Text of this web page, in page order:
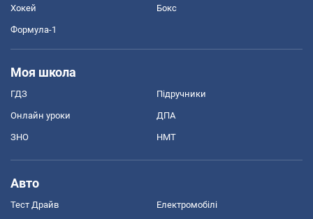
Хокей Бокс
Формула-1
Моя школа
ГДЗ Підручники
Онлайн уроки ДПА
ЗНО НМТ
Авто
Тест Драйв Електромобілі